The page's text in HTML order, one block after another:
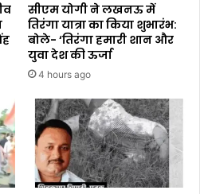
सीएम योगी ने लखनऊ में
तिरंगा यात्रा का किया शुभारंभ:
बोले- ‘तिरंगा हमारी शान और
युवा देश की ऊर्जा
4 hours ago